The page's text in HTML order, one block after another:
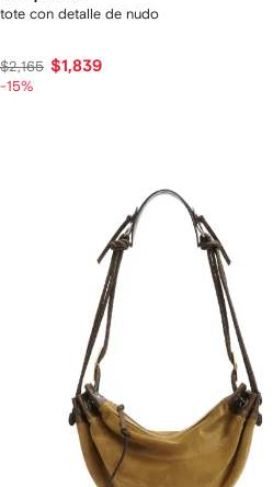
tote con detalle de nudo
$2,165 $1,839
-15%